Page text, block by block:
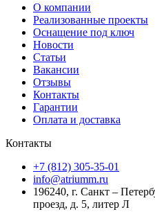
О компании
Реализованные проекты
Оснащение под ключ
Новости
Статьи
Вакансии
Отзывы
Контакты
Гарантии
Оплата и доставка
Контакты
+7 (812) 305-35-01
info@atriumm.ru
196240, г. Санкт –
проезд, д. 5, литер Л